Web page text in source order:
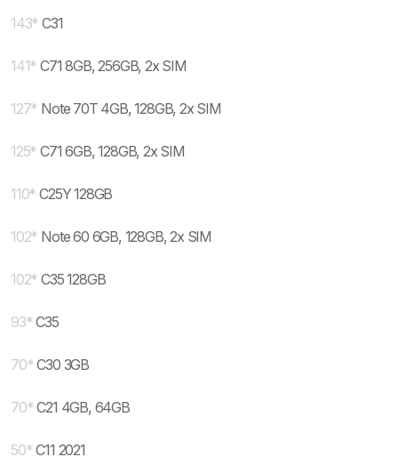
143* C31
141* C71 8GB, 256GB, 2x SIM
127* Note 70T 4GB, 128GB, 2x SIM
125* C71 6GB, 128GB, 2x SIM
110* C25Y 128GB
102* Note 60 6GB, 128GB, 2x SIM
102* C35 128GB
93* C35
70* C30 3GB
70* C21 4GB, 64GB
50* C11 2021